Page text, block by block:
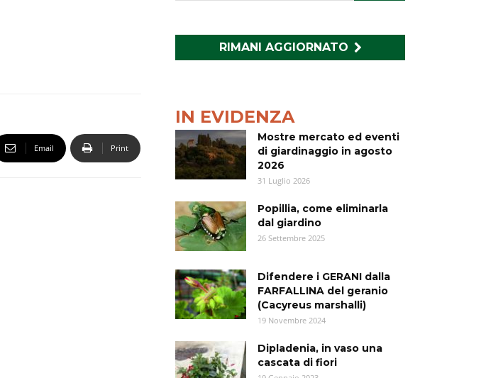
Email Print
RIMANI AGGIORNATO
IN EVIDENZA
Mostre mercato ed eventi
di giardinaggio in agosto
2026
31 Luglio 2026
Popillia, come eliminarla
dal giardino
26 Settembre 2025
Difendere i GERANI dalla
FARFALLINA del geranio
(Cacyreus marshalli)
19 Novembre 2024
Dipladenia, in vaso una
cascata di fiori